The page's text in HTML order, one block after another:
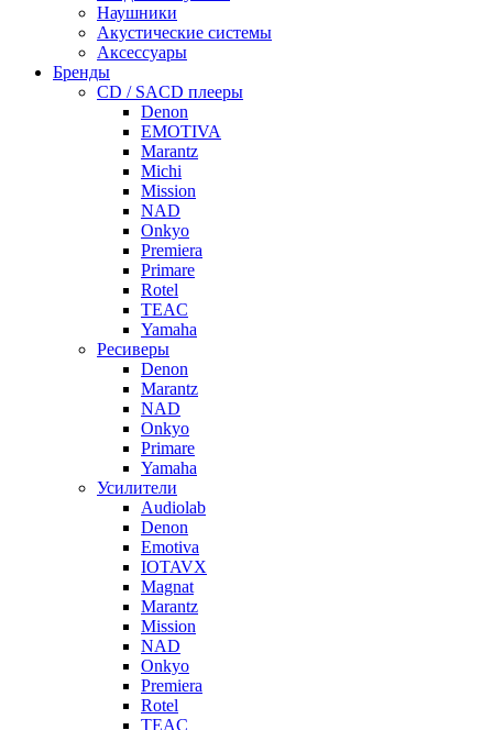
Наушники
Акустические системы
Аксессуары
Бренды
CD / SACD плееры
Denon
EMOTIVA
Marantz
Michi
Mission
NAD
Onkyo
Premiera
Primare
Rotel
TEAC
Yamaha
Ресиверы
Denon
Marantz
NAD
Onkyo
Primare
Yamaha
Усилители
Audiolab
Denon
Emotiva
IOTAVX
Magnat
Marantz
Mission
NAD
Onkyo
Premiera
Rotel
TEAC